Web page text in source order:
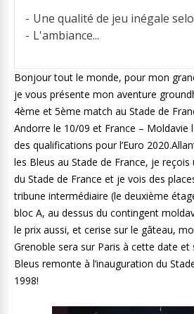
Une qualité de jeu inégale
L'ambiance...
Bonjour tout le monde, pour mon
je vous présente mon aventure
4ème et 5ème match au Stade de
Andorre le 10/09 et France – Moldavie
des qualifications pour l’Euro 2020.
les Bleus au Stade de France, je
du Stade de France et je vois des
tribune intermédiaire (le deuxième
bloc A, au dessus du contingent
le prix aussi, et cerise sur le gâteau,
Grenoble sera sur Paris à cette date
Bleus remonte à l’inauguration du
1998!